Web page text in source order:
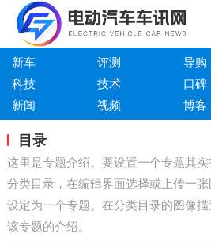
新车 评测 导购
科技
技术 口碑
新闻
视频 博客
目录
这里是专题介绍。要设置一个专题其
分类目录，在编辑界面选择或上传一
设定为一个专题。在分类目录的图像
该专题的介绍。